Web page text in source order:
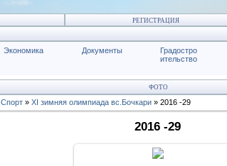
РЕГИСТРАЦИЯ
Экономика Документы
Градостро
ительство
ФОТО
Спорт » XI зимняя олимпиада вс.Бочкари » 2016 -29
2016 -29